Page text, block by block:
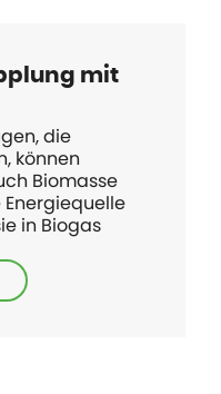
mit
die
können
Biomasse
in Biogas